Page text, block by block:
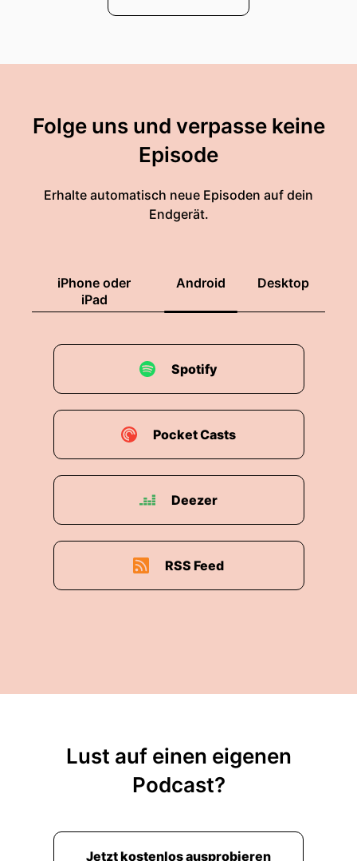
Folge uns und verpasse keine
Episode
Erhalte automatisch neue Episoden auf dein
Endgerät.
iPhone oder
iPad
Android Desktop
Spotify
Pocket Casts
Deezer
RSS Feed
Lust auf einen eigenen
Podcast?
Jetzt kostenlos ausprobieren